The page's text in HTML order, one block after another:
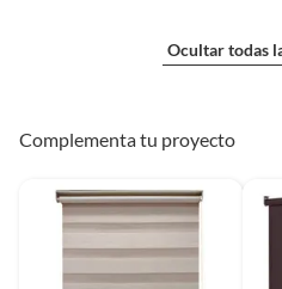
Ocultar todas
Complementa tu proyecto